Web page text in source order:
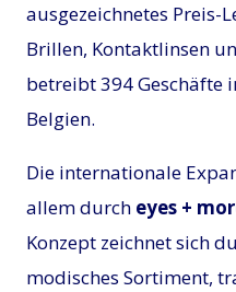
ausgezeichnetes Preis-
Brillen, Kontaktlinsen
betreibt 394 Geschäfte
Belgien.
Die internationale
allem durch eyes +
Konzept zeichnet sich
modisches Sortiment,